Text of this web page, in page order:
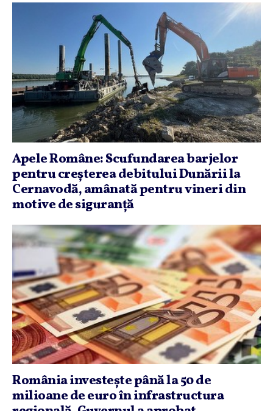
Apele Române: Scufundarea barjelor
pentru creşterea debitului Dunării la
Cernavodă, amânată pentru vineri din
motive de siguranţă
România investeşte până la 50 de
milioane de euro în infrastructura